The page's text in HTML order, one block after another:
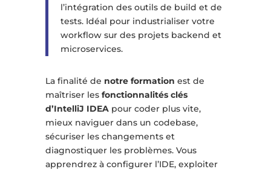
l’intégration des outils de build et de
tests. Idéal pour industrialiser votre
workflow sur des projets backend et
microservices.
La finalité de notre formation est de
maîtriser les fonctionnalités clés
d’IntelliJ IDEApour coder plus vite,
mieux naviguer dans un codebase,
sécuriser les changements et
diagnostiquer les problèmes. Vous
apprendrez à configurer l’IDE, exploiter